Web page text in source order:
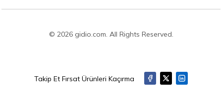
© 2026 gidio.com. All Rights Reserved.
Takip Et Fırsat Ürünleri Kaçırma